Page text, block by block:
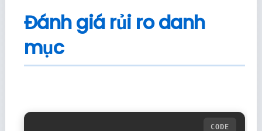
Đánh giá rủi ro danh
mục